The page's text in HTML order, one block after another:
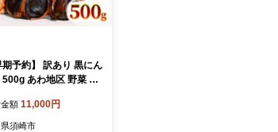
期予約】 訳あり 黒にん
わ地区 野菜 高
額 11,000円
須崎市